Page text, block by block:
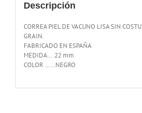
Descripción
CORREA PIEL DE VACUNO LISA SIN
GRAIN.
FABRICADO EN ESPAÑA
MEDIDA….22 mm
COLOR ……NEGRO